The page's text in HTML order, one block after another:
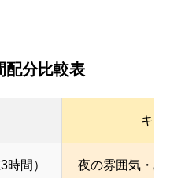
配分比較表
キャ
間） 夜の雰囲気・